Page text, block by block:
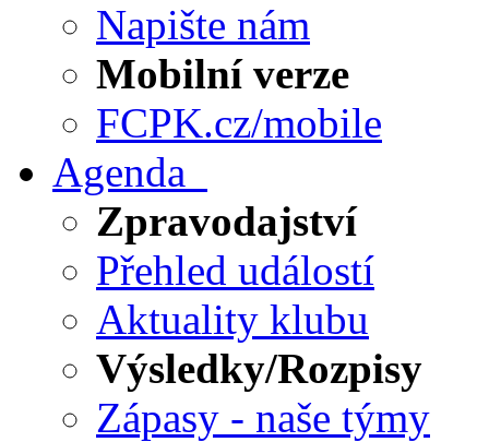
Napište nám
Mobilní verze
FCPK.cz/mobile
Agenda
Zpravodajství
Přehled událostí
Aktuality klubu
Výsledky/Rozpisy
Zápasy - naše týmy